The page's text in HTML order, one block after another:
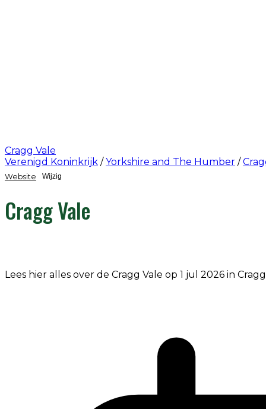
Cragg Vale
Verenigd Koninkrijk / Yorkshire and The Humber /
Website Wijzig
Cragg Vale
Lees hier alles over de Cragg Vale op 1 jul 2026 in